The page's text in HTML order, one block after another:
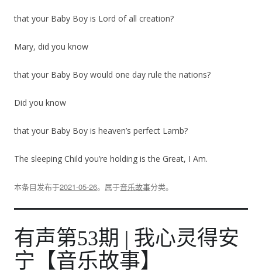
that your Baby Boy is Lord of all creation?
Mary, did you know
that your Baby Boy would one day rule the nations?
Did you know
that your Baby Boy is heaven’s perfect Lamb?
The sleeping Child you’re holding is the Great, I Am.
本条目发布于2021-05-26。属于音乐故事分类。
有声第53期 | 我心灵得安
宁【音乐故事】